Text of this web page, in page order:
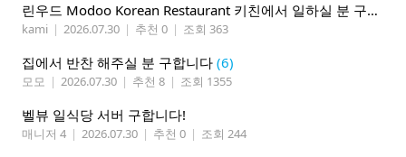
린우드 Modoo Korean Restaurant 키친에서 일하실 분 구합니다
kami | 2026.07.30 | 추천 0 | 조회 363
집에서 반찬 해주실 분 구합니다 (6)
모모 | 2026.07.30 | 추천 8 | 조회 1355
벨뷰 일식당 서버 구합니다!
매니저 4 | 2026.07.30 | 추천 0 | 조회 244